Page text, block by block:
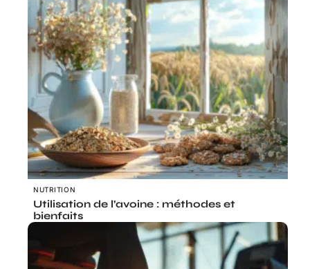
NUTRITION
Utilisation de l’avoine : méthodes et
bienfaits